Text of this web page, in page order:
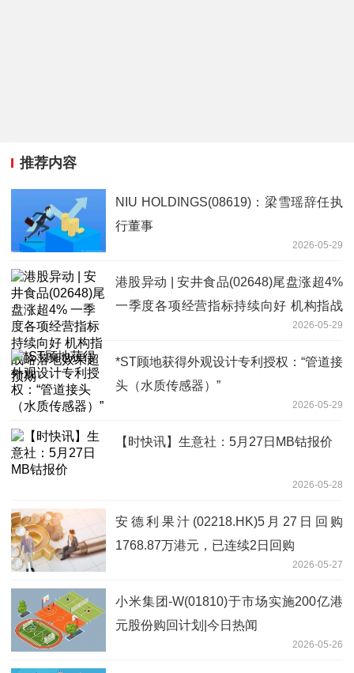
推荐内容
NIU HOLDINGS(08619)：梁雪瑶辞任执
行董事
2026-05-29
港股异动 | 安井食品(02648)尾盘涨超4%
一季度各项经营指标持续向好 机构指战
2026-05-29
*ST顾地获得外观设计专利授权：“管道接
头（水质传感器）”
2026-05-29
【时快讯】生意社：5月27日MB钴报价
2026-05-28
安德利果汁(02218.HK)5月27日回购
1768.87万港元，已连续2日回购
2026-05-27
小米集团-W(01810)于市场实施200亿港
元股份购回计划|今日热闻
2026-05-26